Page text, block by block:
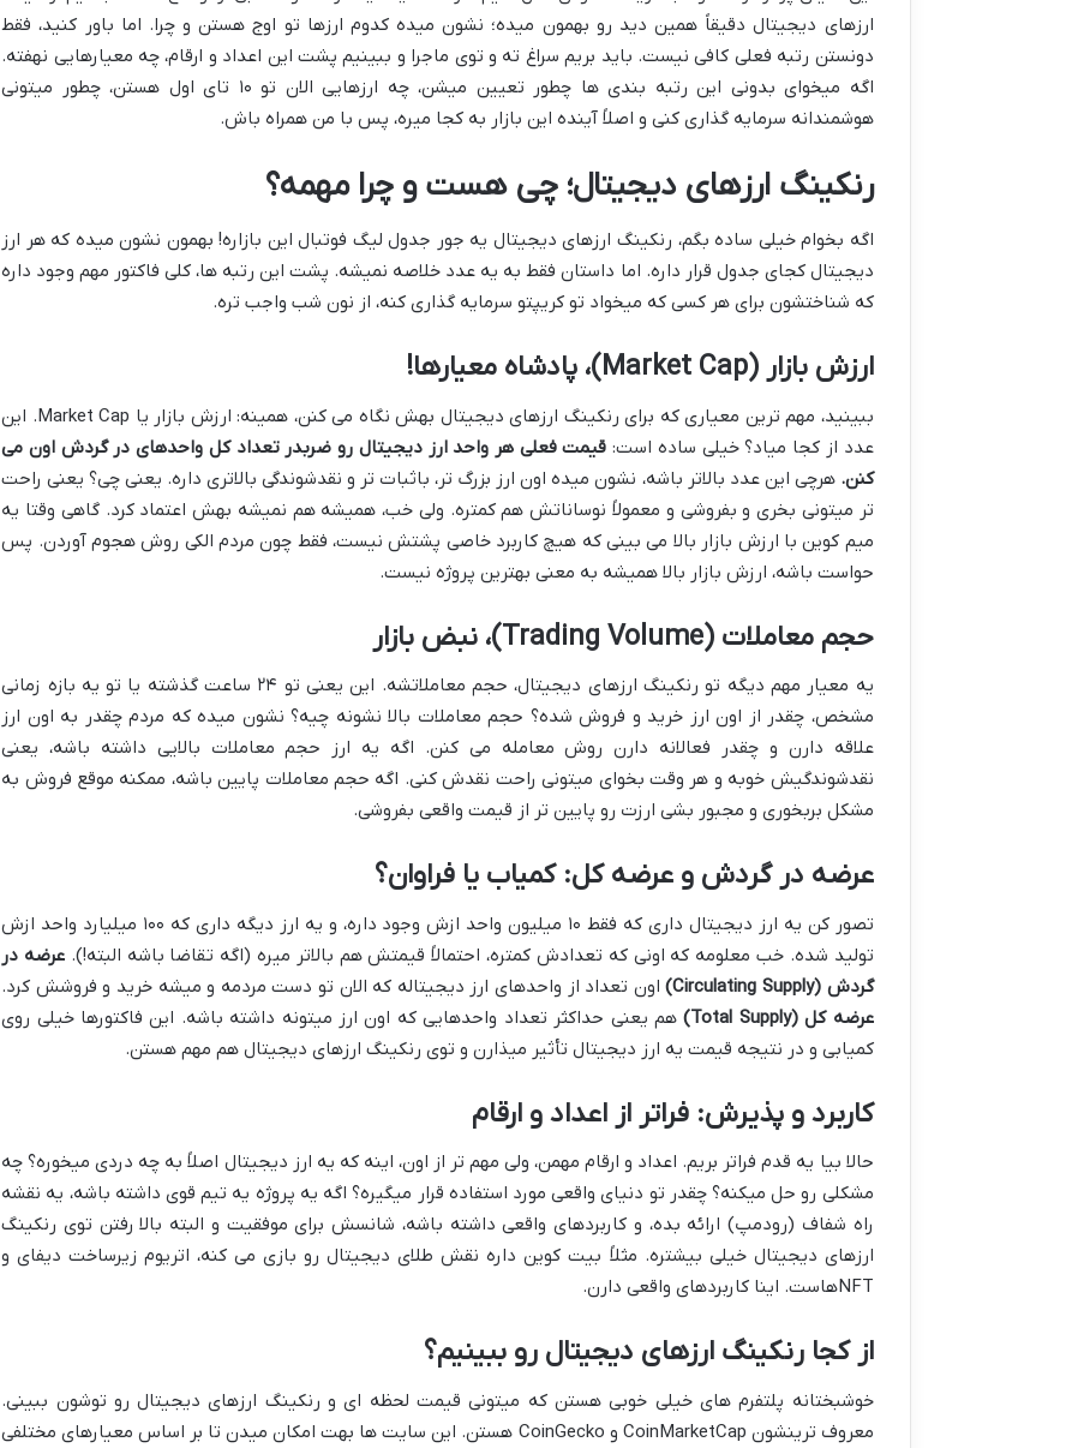
ارزهای دیجیتال دقیقاً همین دید رو بهمون میده؛ نشون میده کدوم ارزها تو اوج هستن و چرا. اما باور کنید، فقط
دونستن رتبه فعلی کافی نیست. باید بریم سراغ ته و توی ماجرا و ببینیم پشت این اعداد و ارقام، چه معیارهایی نهفته.
اگه میخوای بدونی این رتبه بندی ها چطور تعیین میشن، چه ارزهایی الان تو ۱۰ تای اول هستن، چطور میتونی
هوشمندانه سرمایه گذاری کنی و اصلاً آینده این بازار به کجا میره، پس با من همراه باش.
رنکینگ ارزهای دیجیتال؛ چی هست و چرا مهمه؟
اگه بخوام خیلی ساده بگم، رنکینگ ارزهای دیجیتال یه جور جدول لیگ فوتبال این بازاره! بهمون نشون میده که هر ارز
دیجیتال کجای جدول قرار داره. اما داستان فقط به یه عدد خلاصه نمیشه. پشت این رتبه ها، کلی فاکتور مهم وجود داره
که شناختشون برای هر کسی که میخواد تو کریپتو سرمایه گذاری کنه، از نون شب واجب تره.
ارزش بازار (Market Cap)، پادشاه معیارها!
ببینید، مهم ترین معیاری که برای رنکینگ ارزهای دیجیتال بهش نگاه می کنن، همینه: ارزش بازار یا Market Cap. این
عدد از کجا میاد؟ خیلی ساده است: قیمت فعلی هر واحد ارز دیجیتال رو ضربدر تعداد کل واحدهای در گردش اون می
کنن. هرچی این عدد بالاتر باشه، نشون میده اون ارز بزرگ تر، باثبات تر و نقدشوندگی بالاتری داره. یعنی چی؟ یعنی راحت
تر میتونی بخری و بفروشی و معمولاً نوساناتش هم کمتره. ولی خب، همیشه هم نمیشه بهش اعتماد کرد. گاهی وقتا یه
میم کوین با ارزش بازار بالا می بینی که هیچ کاربرد خاصی پشتش نیست، فقط چون مردم الکی روش هجوم آوردن. پس
حواست باشه، ارزش بازار بالا همیشه به معنی بهترین پروژه نیست.
حجم معاملات (Trading Volume)، نبض بازار
یه معیار مهم دیگه تو رنکینگ ارزهای دیجیتال، حجم معاملاتشه. این یعنی تو ۲۴ ساعت گذشته یا تو یه بازه زمانی
مشخص، چقدر از اون ارز خرید و فروش شده؟ حجم معاملات بالا نشونه چیه؟ نشون میده که مردم چقدر به اون ارز
علاقه دارن و چقدر فعالانه دارن روش معامله می کنن. اگه یه ارز حجم معاملات بالایی داشته باشه، یعنی
نقدشوندگیش خوبه و هر وقت بخوای میتونی راحت نقدش کنی. اگه حجم معاملات پایین باشه، ممکنه موقع فروش به
مشکل بربخوری و مجبور بشی ارزت رو پایین تر از قیمت واقعی بفروشی.
عرضه در گردش و عرضه کل: کمیاب یا فراوان؟
تصور کن یه ارز دیجیتال داری که فقط ۱۰ میلیون واحد ازش وجود داره، و یه ارز دیگه داری که ۱۰۰ میلیارد واحد ازش
تولید شده. خب معلومه که اونی که تعدادش کمتره، احتمالاً قیمتش هم بالاتر میره (اگه تقاضا باشه البته!). عرضه در
گردش (Circulating Supply)
اون تعداد از واحدهای ارز دیجیتاله که الان تو دست مردمه و میشه خرید و فروشش کرد.
عرضه کل (Total Supply)
هم یعنی حداکثر تعداد واحدهایی که اون ارز میتونه داشته باشه. این فاکتورها خیلی روی
کمیابی و در نتیجه قیمت یه ارز دیجیتال تأثیر میذارن و توی رنکینگ ارزهای دیجیتال هم مهم هستن.
کاربرد و پذیرش: فراتر از اعداد و ارقام
حالا بیا یه قدم فراتر بریم. اعداد و ارقام مهمن، ولی مهم تر از اون، اینه که یه ارز دیجیتال اصلاً به چه دردی میخوره؟ چه
مشکلی رو حل میکنه؟ چقدر تو دنیای واقعی مورد استفاده قرار میگیره؟ اگه یه پروژه یه تیم قوی داشته باشه، یه نقشه
راه شفاف (رودمپ) ارائه بده، و کاربردهای واقعی داشته باشه، شانسش برای موفقیت و البته بالا رفتن توی رنکینگ
ارزهای دیجیتال خیلی بیشتره. مثلاً بیت کوین داره نقش طلای دیجیتال رو بازی می کنه، اتریوم زیرساخت دیفای و
NFTهاست. اینا کاربردهای واقعی دارن.
از کجا رنکینگ ارزهای دیجیتال رو ببینیم؟
خوشبختانه پلتفرم های خیلی خوبی هستن که میتونی قیمت لحظه ای و رنکینگ ارزهای دیجیتال رو توشون ببینی.
معروف ترینشون CoinMarketCap و CoinGecko هستن. این سایت ها بهت امکان میدن تا بر اساس معیارهای مختلفی